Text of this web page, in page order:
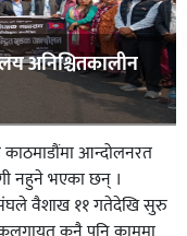
अनिश्चितकालीन
आन्दोलनरत
नहुने भएका छन् ।
वैशाख ११ गतेदेखि सुरु